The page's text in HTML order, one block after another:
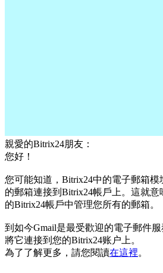
親愛的Bitrix24朋友：
您好！
您可能知道，Bitrix24中的電子郵箱
的郵箱連接到Bitrix24帳戶上。這就
的Bitrix24帳戶中管理您所有的郵箱。
到如今Gmail是最受歡迎的電子郵件
將它連接到您的Bitrix24账户上。
為了了解更多，請您閱讀在這裡。